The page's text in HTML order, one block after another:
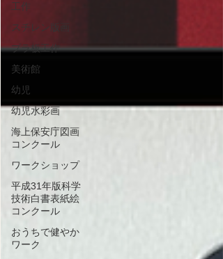
工作
スチレン版画
プラ板工作
美術館
幼児
幼児水彩画
海上保安庁図画
コンクール
ワークショップ
平成31年版科学
技術白書表紙絵
コンクール
おうちで健やか
ワーク